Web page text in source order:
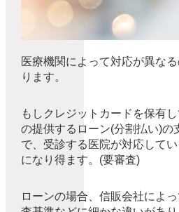
医療機関によって対応が異な
ります。
もしクレジットカードを保有
の提供するローン(分割払い)の
で、受診する医院が対応して
になり得ます。(要審査)
ローンの場合、信販会社によ